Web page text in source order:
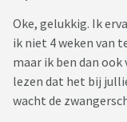
Oke, gelukkig. Ik
ik niet 4 weken van
maar ik ben dan
lezen dat het bij
wacht de